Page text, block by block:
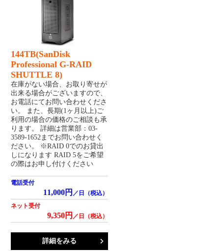
144TB(SanDisk
Professional G-RAID
SHUTTLE 8)
在庫がない場合、お取り寄せが
出来る場合がございますので、
お電話にてお問い合わせくださ
い。 また、長期(1ヶ月以上)ご
利用の場合の価格のご相談も承
ります。 詳細は営業部：03-
3589-1652までお問い合わせく
ださい。 ※RAID 0でのお貸出
しになります RAID 5をご希望
の際はお申し付けください
電話受付
11,000円 ／日（税込）
ネット受付
9,350円 ／日（税込）
詳細をみる